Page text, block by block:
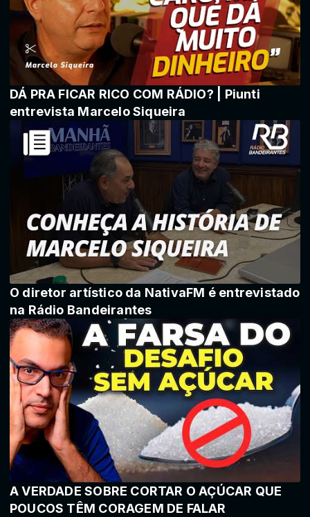
DÁ PRA FICAR RICO COM RÁDIO? | Piunti
entrevista Marcelo Siqueira
O diretor artístico da NativaFM é entrevistado
na Rádio Bandeirantes
A VERDADE SOBRE CORTAR O AÇÚCAR QUE
POUCOS TÊM CORAGEM DE FALAR